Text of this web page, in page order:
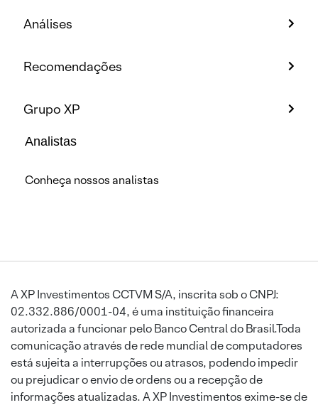
Análises
Recomendações
Grupo XP
Analistas
Conheça nossos analistas
A XP Investimentos CCTVM S/A, inscrita sob o CNPJ:
02.332.886/0001-04, é uma instituição financeira
autorizada a funcionar pelo Banco Central do Brasil.Toda
comunicação através de rede mundial de computadores
está sujeita a interrupções ou atrasos, podendo impedir
ou prejudicar o envio de ordens ou a recepção de
informações atualizadas. A XP Investimentos exime-se de